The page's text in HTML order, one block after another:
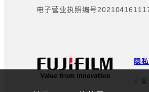
电子营业执照编号
隐
©